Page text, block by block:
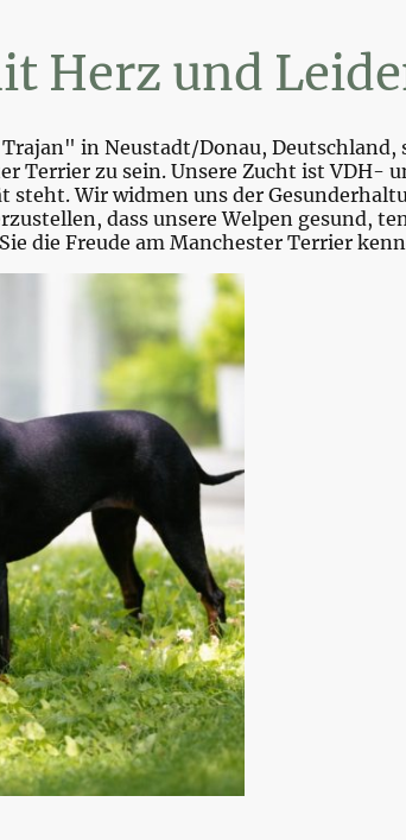
Herz und
in Neustadt/Donau, Deutschland,
Terrier zu sein. Unsere Zucht ist VDH-
steht. Wir widmen uns der
dass unsere Welpen gesund,
die Freude am Manchester Terrier